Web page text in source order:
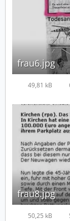
frau6.jpg
49,81 kB
frau8.jpg
50,25 kB